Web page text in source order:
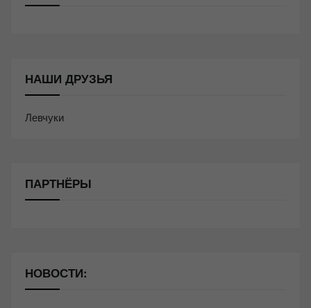
НАШИ ДРУЗЬЯ
Левчуки
ПАРТНЁРЫ
НОВОСТИ: